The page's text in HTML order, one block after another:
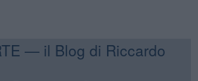
— il Blog di Riccardo